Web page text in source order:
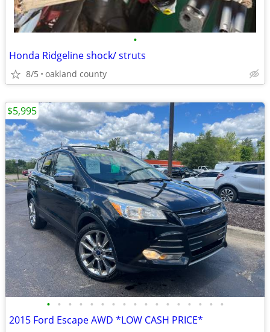
•
Honda Ridgeline shock/ struts
8/5 oakland county
• • • • • • • • • • • • • • • • •
2015 Ford Escape AWD *LOW CASH PRICE*
$5,995